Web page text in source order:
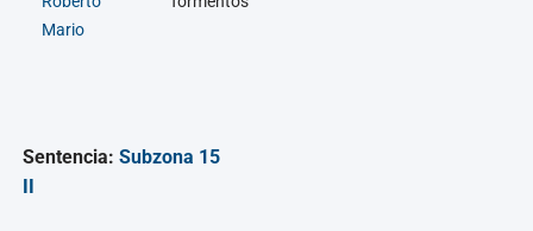
Mario
Sentencia: Subzona 15